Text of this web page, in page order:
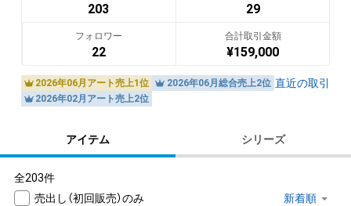
203 29
フォロワー
22
合計取引金額
¥159,000
2026年06月アート売上1位
2026年06月総合売上2位
2026年02月アート売上2位
直近の取引
アイテム シリーズ
全203件
売出し（初回販売）のみ